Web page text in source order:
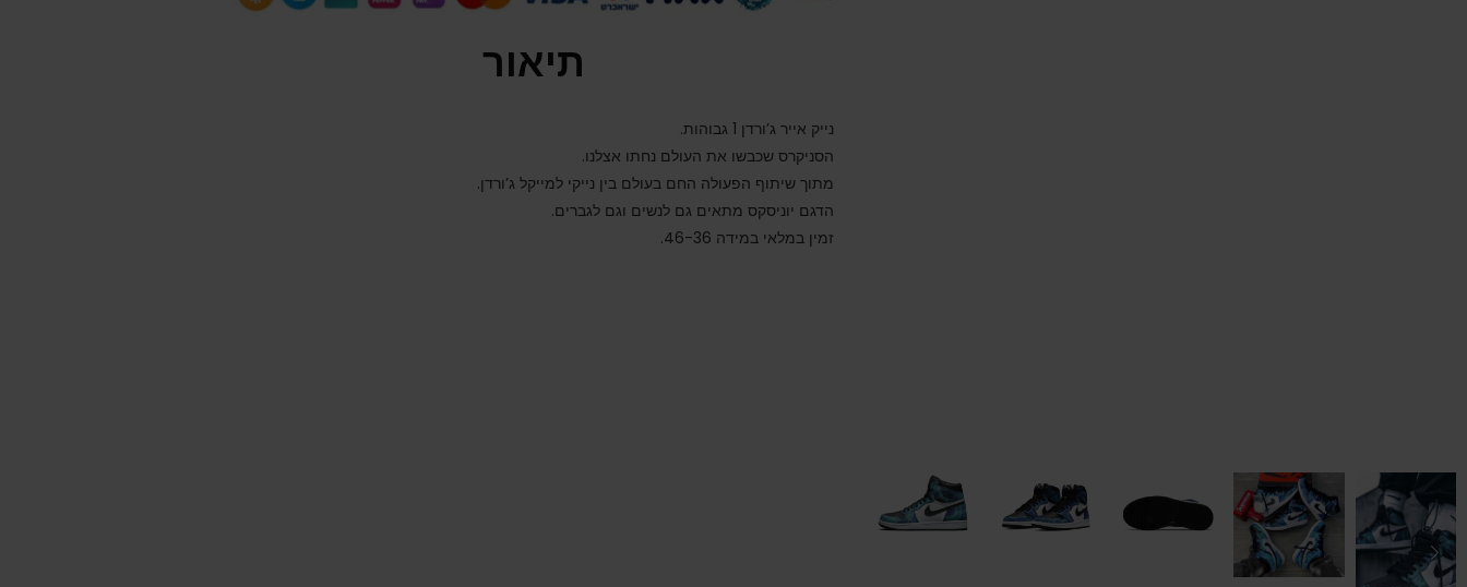
תיאור
נייק אייר ג’ורדן 1 גבוהות.
הסניקרס שכבשו את העולם נחתו אצלנו.
מתוך שיתוף הפעולה החם בעולם בין נייקי למייקל ג’ורדן.
הדגם יוניסקס מתאים גם לנשים וגם לגברים.
זמין במלאי במידה 46-36.